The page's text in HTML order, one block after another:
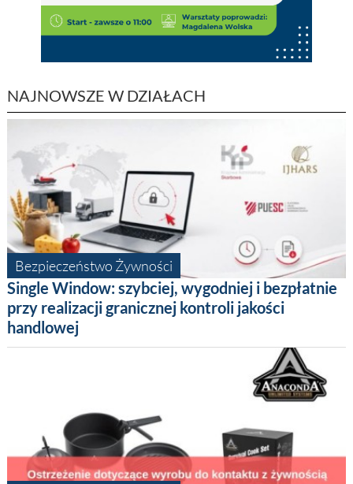
NAJNOWSZE W DZIAŁACH
Bezpieczeństwo Żywności
Single Window: szybciej, wygodniej i bezpłatnie
przy realizacji granicznej kontroli jakości
handlowej